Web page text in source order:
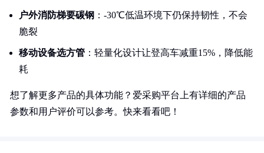
户外消防梯要碳钢 ：-30℃低温环境下仍保持韧性，不会
脆裂
移动设备选方管 ：轻量化设计让登高车减重15%，降低能
耗
想了解更多产品的具体功能？爱采购平台上有详细的产品
参数和用户评价可以参考。快来看看吧！